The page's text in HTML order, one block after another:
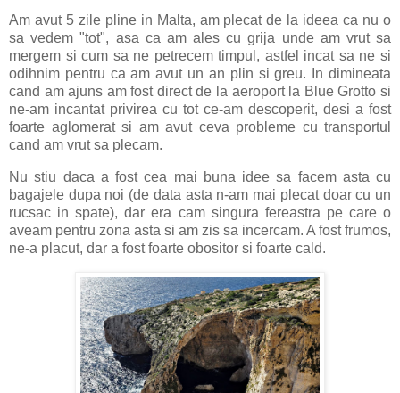
Am avut 5 zile pline in Malta, am plecat de la ideea ca nu o
sa vedem "tot", asa ca am ales cu grija unde am vrut sa
mergem si cum sa ne petrecem timpul, astfel incat sa ne si
odihnim pentru ca am avut un an plin si greu. In dimineata
cand am ajuns am fost direct de la aeroport la Blue Grotto si
ne-am incantat privirea cu tot ce-am descoperit, desi a fost
foarte aglomerat si am avut ceva probleme cu transportul
cand am vrut sa plecam.
Nu stiu daca a fost cea mai buna idee sa facem asta cu
bagajele dupa noi (de data asta n-am mai plecat doar cu un
rucsac in spate), dar era cam singura fereastra pe care o
aveam pentru zona asta si am zis sa incercam. A fost frumos,
ne-a placut, dar a fost foarte obositor si foarte cald.